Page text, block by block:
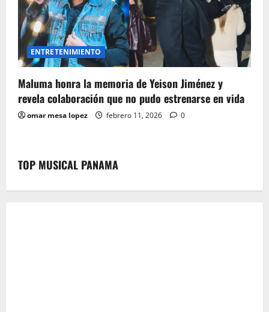
ENTRETENIMIENTO
Maluma honra la memoria de Yeison Jiménez y
revela colaboración que no pudo estrenarse en vida
omar mesa lopez febrero 11, 2026 0
TOP MUSICAL PANAMA